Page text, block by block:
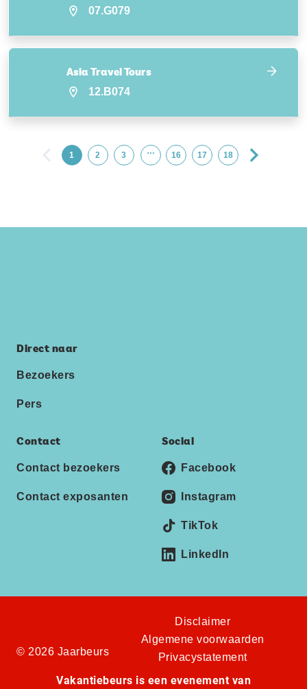
07.G079
Asia Travel Tours
12.B074
1 2 3 … 16 17 18
Direct naar
Bezoekers
Pers
Contact
Contact bezoekers
Contact exposanten
Social
Facebook
Instagram
TikTok
LinkedIn
© 2026 Jaarbeurs
Disclaimer
Algemene voorwaarden
Privacystatement
Vakantiebeurs is een evenement van